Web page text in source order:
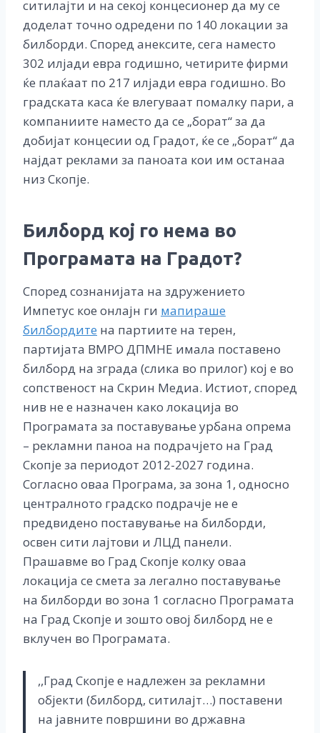
ситилајти и на секој концесионер да му се
доделат точно одредени по 140 локации за
билборди. Според анексите, сега наместо
302 илјади евра годишно, четирите фирми
ќе плаќаат по 217 илјади евра годишно. Во
градската каса ќе влегуваат помалку пари, а
компаниите наместо да се „борат“ за да
добијат концесии од Градот, ќе се „борат“ да
најдат реклами за паноата кои им останаа
низ Скопје.
Билборд кој го нема во
Програмата на Градот?
Според сознанијата на здружението
Импетус кое онлајн ги мапираше
билбордите на партиите на терен,
партијата ВМРО ДПМНЕ имала поставено
билборд на зграда (слика во прилог) кој е во
сопственост на Скрин Медиа. Истиот, според
нив не е назначен како локација во
Програмата за поставување урбана опрема
– рекламни паноа на подрачјето на Град
Скопје за периодот 2012-2027 година.
Согласно оваа Програма, за зона 1, односно
централното градско подрачје не е
предвидено поставување на билборди,
освен сити лајтови и ЛЦД панели.
Прашавме во Град Скопје колку оваа
локација се смета за легално поставување
на билборди во зона 1 согласно Програмата
на Град Скопје и зошто овој билборд не е
вклучен во Програмата.
,,Град Скопје е надлежен за рекламни
објекти (билборд, ситилајт…) поставени
на јавните површини во државна